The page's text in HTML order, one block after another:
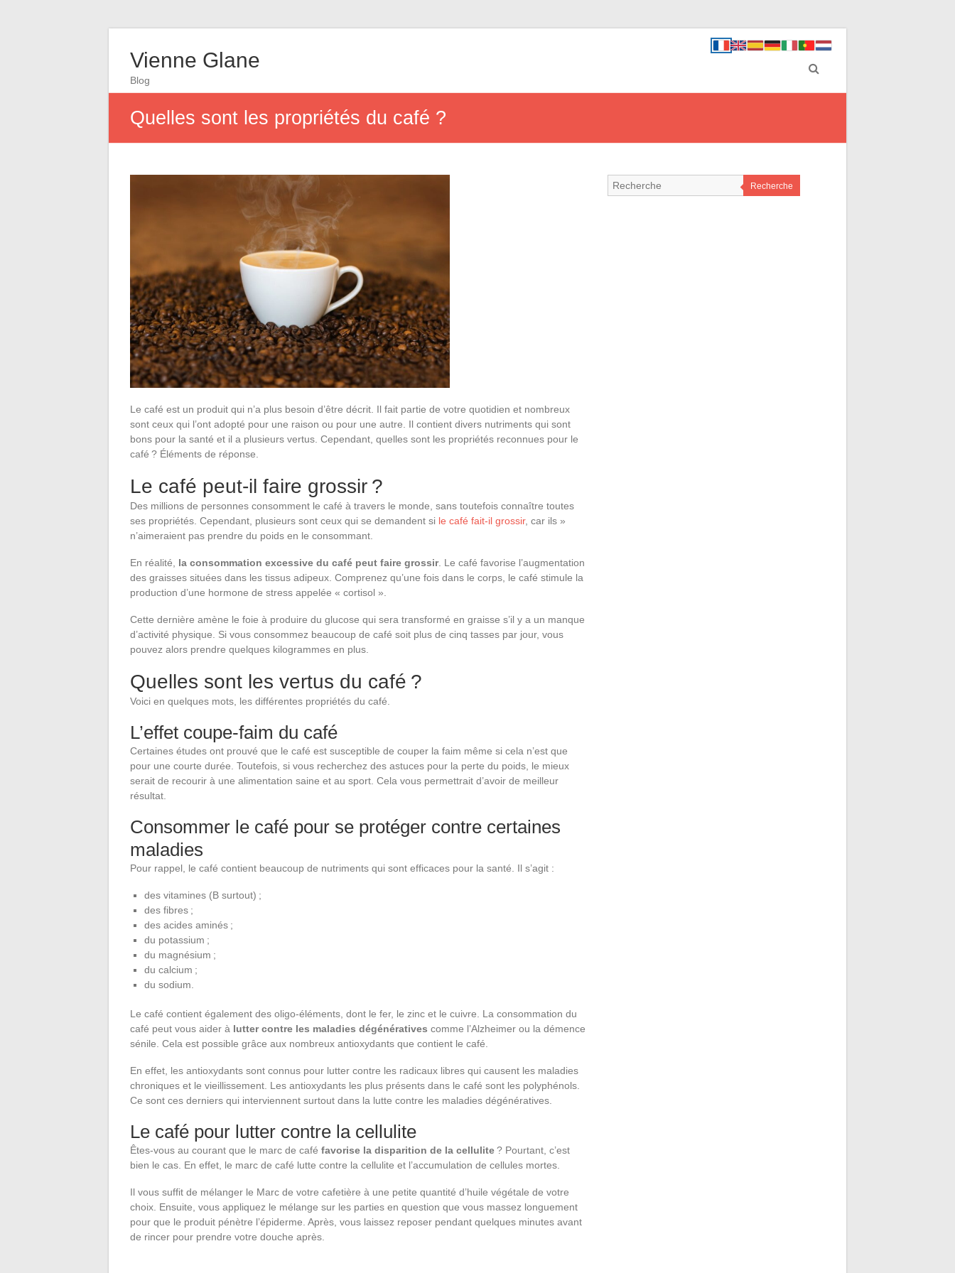
Vienne Glane
Blog
Quelles sont les propriétés du café ?
Le café est un produit qui n’a plus besoin d’être décrit. Il fait partie de votre quotidien et nombreux
sont ceux qui l’ont adopté pour une raison ou pour une autre. Il contient divers nutriments qui sont
bons pour la santé et il a plusieurs vertus. Cependant, quelles sont les propriétés reconnues pour le
café ? Éléments de réponse.
Le café peut-il faire grossir ?
Des millions de personnes consomment le café à travers le monde, sans toutefois connaître toutes
ses propriétés. Cependant, plusieurs sont ceux qui se demandent si le café fait-il grossir, car ils »
n’aimeraient pas prendre du poids en le consommant.
En réalité, la consommation excessive du café peut faire grossir. Le café favorise l’augmentation
des graisses situées dans les tissus adipeux. Comprenez qu’une fois dans le corps, le café stimule la
production d’une hormone de stress appelée « cortisol ».
Cette dernière amène le foie à produire du glucose qui sera transformé en graisse s’il y a un manque
d’activité physique. Si vous consommez beaucoup de café soit plus de cinq tasses par jour, vous
pouvez alors prendre quelques kilogrammes en plus.
Quelles sont les vertus du café ?
Voici en quelques mots, les différentes propriétés du café.
L’effet coupe-faim du café
Certaines études ont prouvé que le café est susceptible de couper la faim même si cela n’est que
pour une courte durée. Toutefois, si vous recherchez des astuces pour la perte du poids, le mieux
serait de recourir à une alimentation saine et au sport. Cela vous permettrait d’avoir de meilleur
résultat.
Consommer le café pour se protéger contre certaines
maladies
Pour rappel, le café contient beaucoup de nutriments qui sont efficaces pour la santé. Il s’agit :
des vitamines (B surtout) ;
des fibres ;
des acides aminés ;
du potassium ;
du magnésium ;
du calcium ;
du sodium.
Le café contient également des oligo-éléments, dont le fer, le zinc et le cuivre. La consommation du
café peut vous aider à lutter contre les maladies dégénératives comme l’Alzheimer ou la démence
sénile. Cela est possible grâce aux nombreux antioxydants que contient le café.
En effet, les antioxydants sont connus pour lutter contre les radicaux libres qui causent les maladies
chroniques et le vieillissement. Les antioxydants les plus présents dans le café sont les polyphénols.
Ce sont ces derniers qui interviennent surtout dans la lutte contre les maladies dégénératives.
Le café pour lutter contre la cellulite
Êtes-vous au courant que le marc de café favorise la disparition de la cellulite? Pourtant, c’est
bien le cas. En effet, le marc de café lutte contre la cellulite et l’accumulation de cellules mortes.
Il vous suffit de mélanger le Marc de votre cafetière à une petite quantité d’huile végétale de votre
choix. Ensuite, vous appliquez le mélange sur les parties en question que vous massez longuement
pour que le produit pénètre l’épiderme. Après, vous laissez reposer pendant quelques minutes avant
de rincer pour prendre votre douche après.
Recherche